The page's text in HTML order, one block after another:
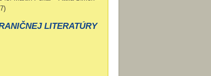
LITERATÚRY